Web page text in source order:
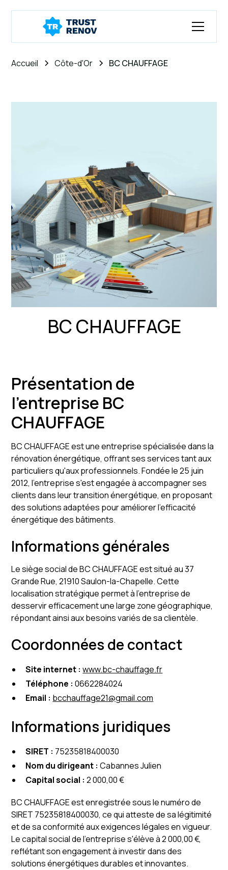
Accueil Côte-d'Or BC CHAUFFAGE
BC CHAUFFAGE
Présentation de
l'entreprise BC
CHAUFFAGE
BC CHAUFFAGE est une entreprise spécialisée dans la
rénovation énergétique, offrant ses services tant aux
particuliers qu'aux professionnels. Fondée le 25 juin
2012, l'entreprise s'est engagée à accompagner ses
clients dans leur transition énergétique, en proposant
des solutions adaptées pour améliorer l'efficacité
énergétique des bâtiments.
Informations générales
Le siège social de BC CHAUFFAGE est situé au 37
Grande Rue, 21910 Saulon-la-Chapelle. Cette
localisation stratégique permet à l'entreprise de
desservir efficacement une large zone géographique,
répondant ainsi aux besoins variés de sa clientèle.
Coordonnées de contact
Site internet : www.bc-chauffage.fr
Téléphone : 0662284024
Email : bcchauffage21@gmail.com
Informations juridiques
SIRET : 75235818400030
Nom du dirigeant : Cabannes Julien
Capital social : 2 000,00 €
BC CHAUFFAGE est enregistrée sous le numéro de
SIRET 75235818400030, ce qui atteste de sa légitimité
et de sa conformité aux exigences légales en vigueur.
Le capital social de l'entreprise s'élève à 2 000,00 €,
reflétant son engagement à investir dans des
solutions énergétiques durables et innovantes.